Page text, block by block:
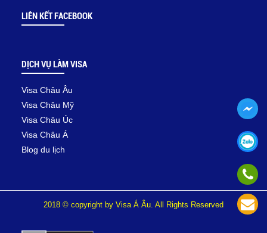
LIÊN KẾT FACEBOOK
DỊCH VỤ LÀM VISA
Visa Châu Âu
Visa Châu Mỹ
Visa Châu Úc
Visa Châu Á
Blog du lịch
2018 © copyright by Visa Á Âu. All Rights Reserved